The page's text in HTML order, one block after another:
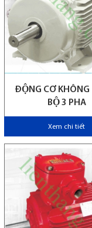
ĐỘNG CƠ
BỘ 3 PHA
Xem chi tiết